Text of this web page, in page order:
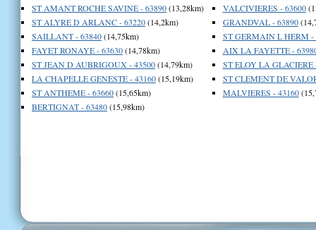
ST AMANT ROCHE SAVINE - 63890(13,28km)
ST ALYRE D ARLANC - 63220(14,2km)
SAILLANT - 63840(14,75km)
FAYET RONAYE - 63630(14,78km)
ST JEAN D AUBRIGOUX - 43500(14,79km)
LA CHAPELLE GENESTE - 43160(15,19km)
ST ANTHEME - 63660(15,65km)
BERTIGNAT - 63480(15,98km)
VALCIVIERES - 63600
GRANDVAL - 63890
ST GERMAIN L HERM -
AIX LA FAYETTE -
ST ELOY LA GLACIERE
ST CLEMENT DE
MALVIERES - 43160